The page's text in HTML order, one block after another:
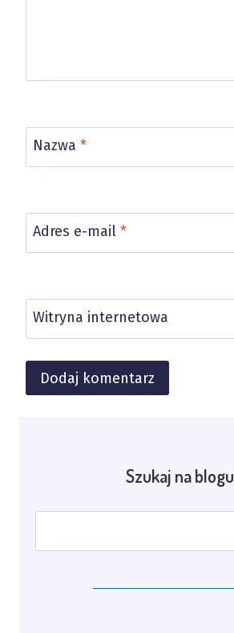
Nazwa *
Adres e-mail *
Witryna internetowa
Szukaj na blogu